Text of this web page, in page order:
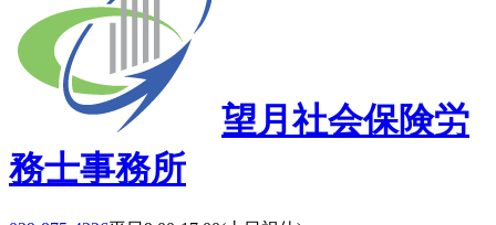
望月社会保険労
務士事務所